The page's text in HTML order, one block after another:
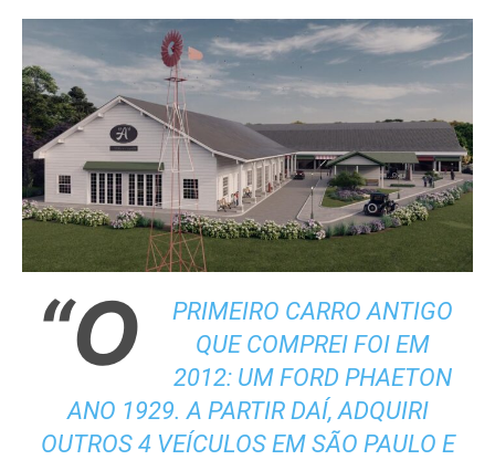
“O
PRIMEIRO CARRO ANTIGO
QUE COMPREI FOI EM
2012: UM FORD PHAETON
ANO 1929. A PARTIR DAÍ, ADQUIRI
OUTROS 4 VEÍCULOS EM SÃO PAULO E